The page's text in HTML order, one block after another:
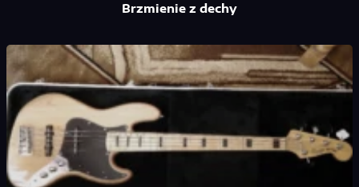
Brzmienie z dechy